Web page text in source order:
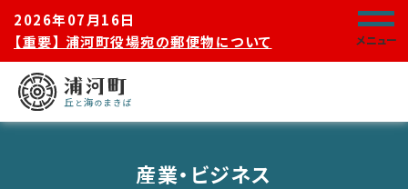
2026年07月16日
【重要】 浦河町役場宛の郵便物について
メニュー
産業・ビジネス